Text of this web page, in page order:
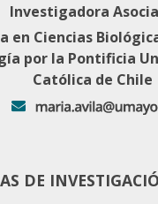
Investigadora
en Ciencias
por la Pontificia
Católica de Chile
DE